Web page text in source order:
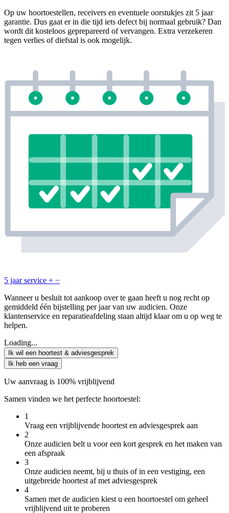
Op uw hoortoestellen, receivers en eventuele oorstukjes zit 5 jaar
garantie. Dus gaat er in die tijd iets defect bij normaal gebruik? Dan
wordt dit kosteloos geprepareerd of vervangen. Extra verzekeren
tegen verlies of diefstal is ook mogelijk.
5 jaar service + −
Wanneer u besluit tot aankoop over te gaan heeft u nog recht op
gemiddeld één bijstelling per jaar van uw audicien. Onze
klantenservice en reparatieafdeling staan altijd klaar om u op weg te
helpen.
Loading...
Ik wil een hoortest & adviesgesprek
Ik heb een vraag
Uw aanvraag is 100% vrijblijvend
Samen vinden we het perfecte hoortoestel:
1
Vraag een vrijblijvende hoortest en adviesgesprek aan
2
Onze audicien belt u voor een kort gesprek en het maken van
een afspraak
3
Onze audicien neemt, bij u thuis of in een vestiging, een
uitgebreide hoortest af met adviesgesprek
4
Samen met de audicien kiest u een hoortoestel om geheel
vrijblijvend uit te proberen